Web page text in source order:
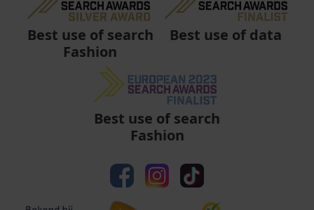
Best use of search
Fashion
Best use of data
Best use of search
Fashion